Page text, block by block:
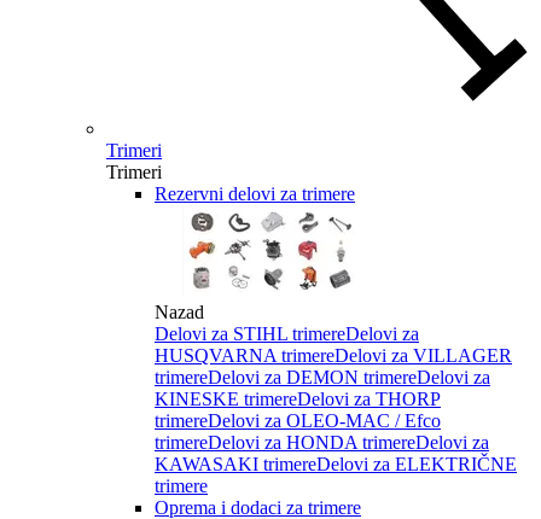
Trimeri
Trimeri
Rezervni delovi za trimere
Nazad
Delovi za STIHL trimereDelovi za
HUSQVARNA trimereDelovi za VILLAGER
trimereDelovi za DEMON trimereDelovi za
KINESKE trimereDelovi za THORP
trimereDelovi za OLEO-MAC / Efco
trimereDelovi za HONDA trimereDelovi za
KAWASAKI trimereDelovi za ELEKTRIČNE
trimere
Oprema i dodaci za trimere